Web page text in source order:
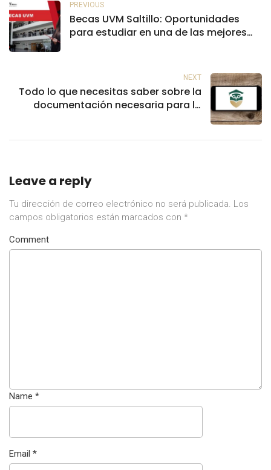
PREVIOUS
Becas UVM Saltillo: Oportunidades
para estudiar en una de las mejores
NEXT
Todo lo que necesitas saber sobre la
documentación necesaria para la
Leave a reply
Tu dirección de correo electrónico no será publicada. Los
campos obligatorios están marcados con *
Comment
Name *
Email *